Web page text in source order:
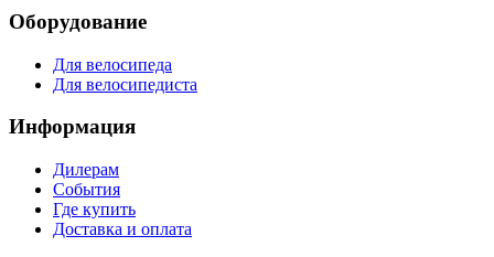
Оборудование
Для велосипеда
Для велосипедиста
Информация
Дилерам
События
Где купить
Доставка и оплата